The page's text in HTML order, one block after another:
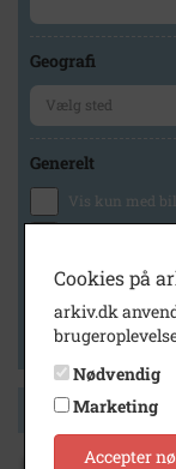
Geografi
Generelt
Vis kun med
Vis kun med
Vis kun med
Vis kun med
Side 1 af 1
Cookies på
arkiv.dk
Nødvendig
Marketing
Accepter